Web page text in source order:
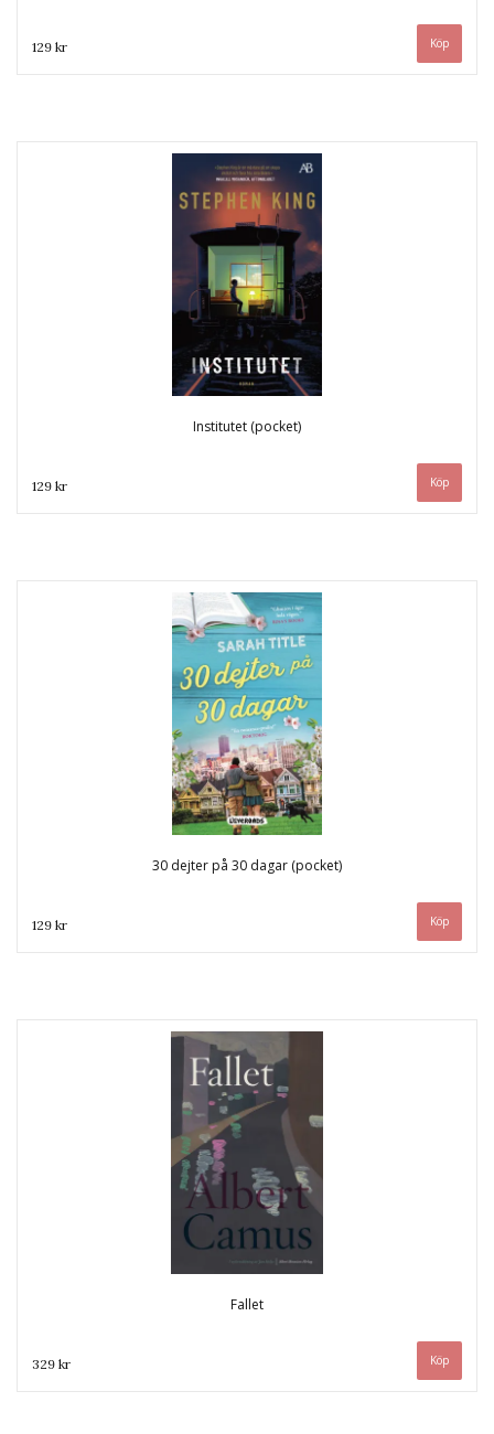
129 kr
Institutet (pocket)
129 kr
30 dejter på 30 dagar (pocket)
129 kr
Fallet
329 kr